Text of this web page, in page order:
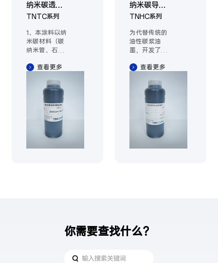
纳米碳透明
导静电涂料
TNTC系列
1、本涂料以纳
米碳材料（碳
纳米管、石墨
功能体，以水
材料、复配了
涂料性能助剂
和涂料施工助
2、由于纳米
导电网络抗形
查看更多
纳米碳导电
发热涂料 油
TNHC系列
为代替传统的
油性碳浆油
墨，开发了水
料/油墨。以
（碳纳米管、
石墨烯等）为
导电功能体，
高效导电，涂
层抵抗形变和
现低电压启
片对片丝网印
刷的地暖膜和
查看更多
你需要查找什么？